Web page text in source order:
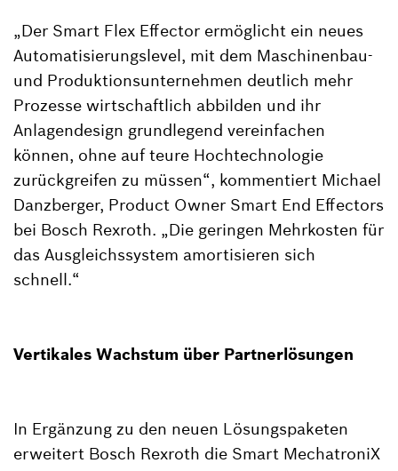
„Der Smart Flex Effector ermöglicht ein neues
Automatisierungslevel, mit dem Maschinenbau-
und Produktionsunternehmen deutlich mehr
Prozesse wirtschaftlich abbilden und ihr
Anlagendesign grundlegend vereinfachen
können, ohne auf teure Hochtechnologie
zurückgreifen zu müssen“, kommentiert Michael
Danzberger, Product Owner Smart End Effectors
bei Bosch Rexroth. „Die geringen Mehrkosten für
das Ausgleichssystem amortisieren sich
schnell.“
Vertikales Wachstum über Partnerlösungen
In Ergänzung zu den neuen Lösungspaketen
erweitert Bosch Rexroth die Smart MechatroniX